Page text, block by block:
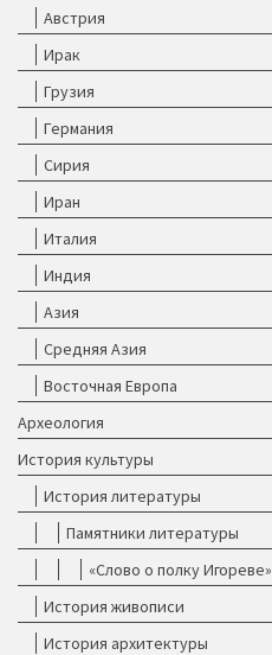
Австрия
Ирак
Грузия
Германия
Сирия
Иран
Италия
Индия
Азия
Средняя Азия
Восточная Европа
Археология
История культуры
История литературы
Памятники литературы
«Слово о полку Игореве»
История живописи
История архитектуры